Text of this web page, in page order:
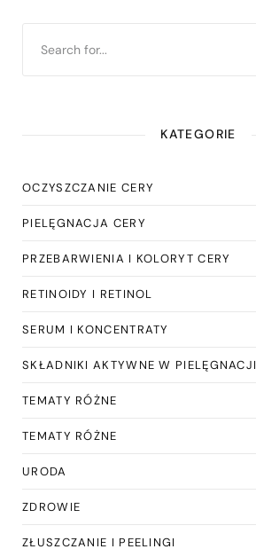
KATEGORIE
OCZYSZCZANIE CERY
PIELĘGNACJA CERY
PRZEBARWIENIA I KOLORYT CERY
RETINOIDY I RETINOL
SERUM I KONCENTRATY
SKŁADNIKI AKTYWNE W PIELĘGNACJI
TEMATY RÓŻNE
TEMATY RÓŻNE
URODA
ZDROWIE
ZŁUSZCZANIE I PEELINGI